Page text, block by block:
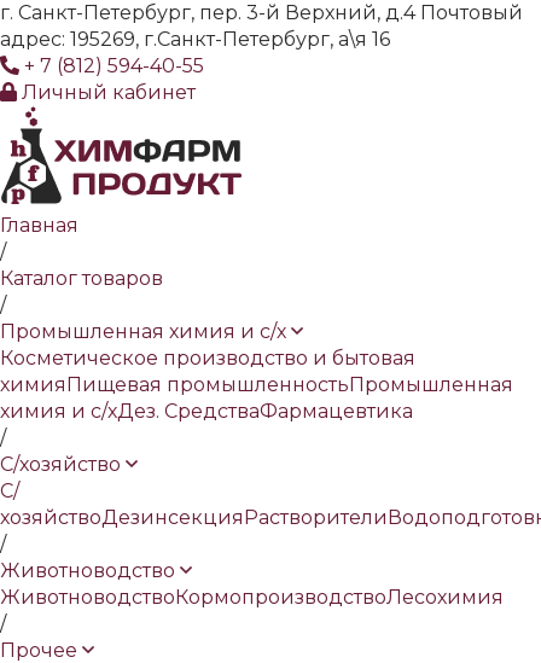
г. Санкт-Петербург, пер. 3-й Верхний, д.4 Почтовый
адрес: 195269, г.Санкт-Петербург, а\я 16
+ 7 (812) 594-40-55
Личный кабинет
Главная
/
Каталог товаров
/
Промышленная химия и с/х
Косметическое производство и бытовая
химияПищевая промышленностьПромышленная
химия и с/хДез. СредстваФармацевтика
/
С/хозяйство
С/
хозяйствоДезинсекцияРастворители
/
Животноводство
ЖивотноводствоКормопроизводствоЛесохимия
/
Прочее